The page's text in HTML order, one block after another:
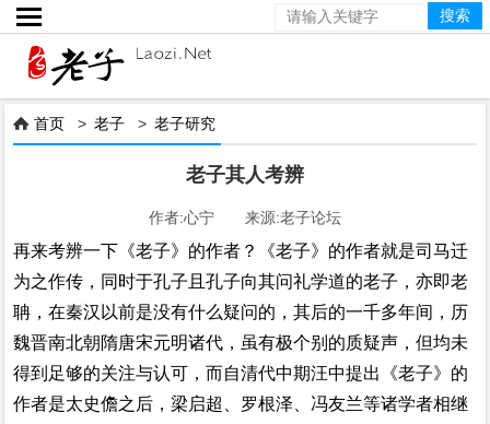

 首页 >老子 >老子研究
老子其人考辨
作者:心宁 来源:老子论坛
再来考辨一下《老子》的作者？《老子》的作者就是司马迁
为之作传，同时于孔子且孔子向其问礼学道的老子，亦即老
聃，在秦汉以前是没有什么疑问的，其后的一千多年间，历
魏晋南北朝隋唐宋元明诸代，虽有极个别的质疑声，但均未
得到足够的关注与认可，而自清代中期汪中提出《老子》的
作者是太史儋之后，梁启超、罗根泽、冯友兰等诸学者相继